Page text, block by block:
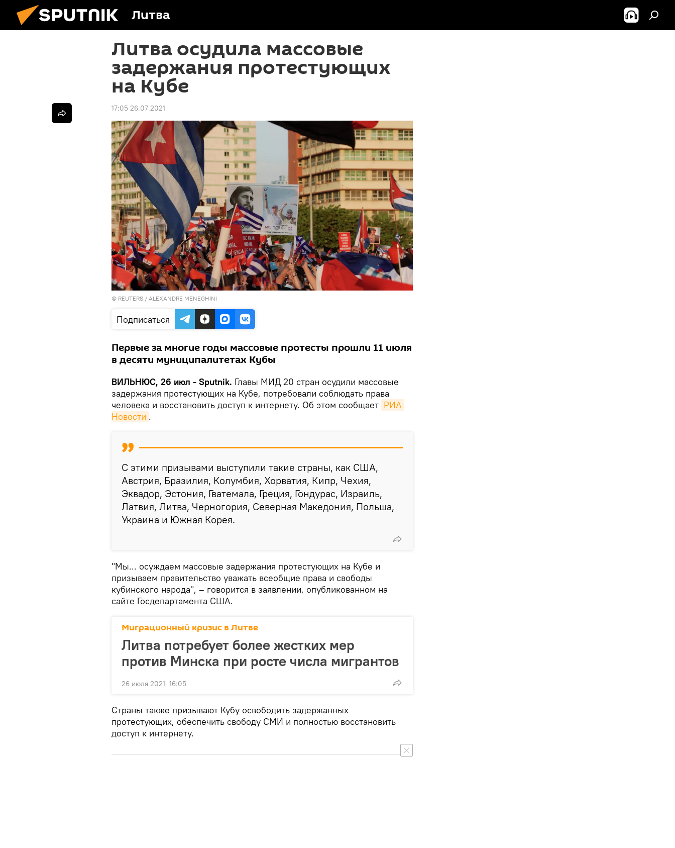
Литва
Литва осудила массовые
задержания протестующих
на Кубе
17:05 26.07.2021
© REUTERS / ALEXANDRE MENEGHINI
Подписаться
Первые за многие годы массовые протесты прошли 11 июля
в десяти муниципалитетах Кубы
ВИЛЬНЮС, 26 июл - Sputnik. Главы МИД 20 стран осудили массовые
задержания протестующих на Кубе, потребовали соблюдать права
человека и восстановить доступ к интернету. Об этом сообщает РИА
Новости .
С этими призывами выступили такие страны, как США,
Австрия, Бразилия, Колумбия, Хорватия, Кипр, Чехия,
Эквадор, Эстония, Гватемала, Греция, Гондурас, Израиль,
Латвия, Литва, Черногория, Северная Македония, Польша,
Украина и Южная Корея.
"Мы... осуждаем массовые задержания протестующих на Кубе и
призываем правительство уважать всеобщие права и свободы
кубинского народа", – говорится в заявлении, опубликованном на
сайте Госдепартамента США.
Миграционный кризис в Литве
Литва потребует более жестких мер
против Минска при росте числа мигрантов
26 июля 2021, 16:05
Страны также призывают Кубу освободить задержанных
протестующих, обеспечить свободу СМИ и полностью восстановить
доступ к интернету.